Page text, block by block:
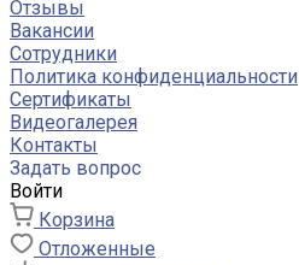
Отзывы
Вакансии
Сотрудники
Политика конфиденциальности
Сертификаты
Видеогалерея
Контакты
Задать вопрос
Войти
Корзина
Отложенные